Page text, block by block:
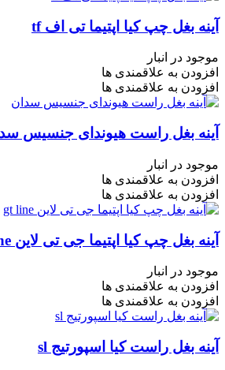
آینه بغل چپ کیا اپتیما تی اف tf
موجود در انبار
افزودن به علاقمندی ها
افزودن به علاقمندی ها
آینه بغل راست هیوندای جنسیس
موجود در انبار
افزودن به علاقمندی ها
افزودن به علاقمندی ها
آینه بغل چپ کیا اپتیما جی تی لاین gt line
موجود در انبار
افزودن به علاقمندی ها
افزودن به علاقمندی ها
آینه بغل راست کیا اسپورتیج sl